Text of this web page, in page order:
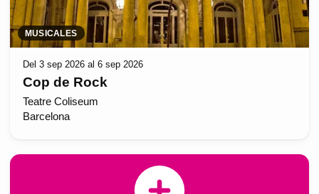
MUSICALES
Del 3 sep 2026 al 6 sep 2026
Cop de Rock
Teatre Coliseum
Barcelona